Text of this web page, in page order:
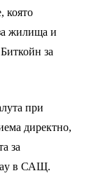
която
жилища и
за
при
директно,
за
в САЩ.